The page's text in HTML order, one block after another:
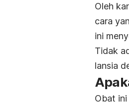
Oleh
cara
ini
Tidak
lansia
Obat